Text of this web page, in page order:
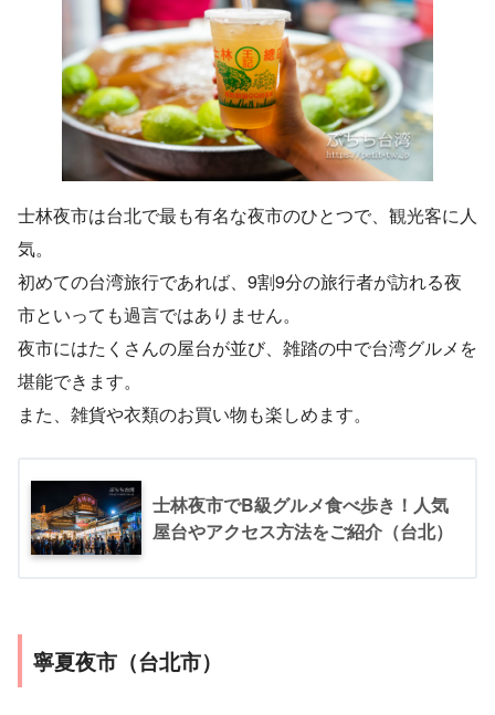
士林夜市は台北で最も有名な夜市のひとつで、観光客に人
気。
初めての台湾旅行であれば、9割9分の旅行者が訪れる夜
市といっても過言ではありません。
夜市にはたくさんの屋台が並び、雑踏の中で台湾グルメを
堪能できます。
また、雑貨や衣類のお買い物も楽しめます。
士林夜市でB級グルメ食べ歩き！人気
屋台やアクセス方法をご紹介（台北）
寧夏夜市（台北市）